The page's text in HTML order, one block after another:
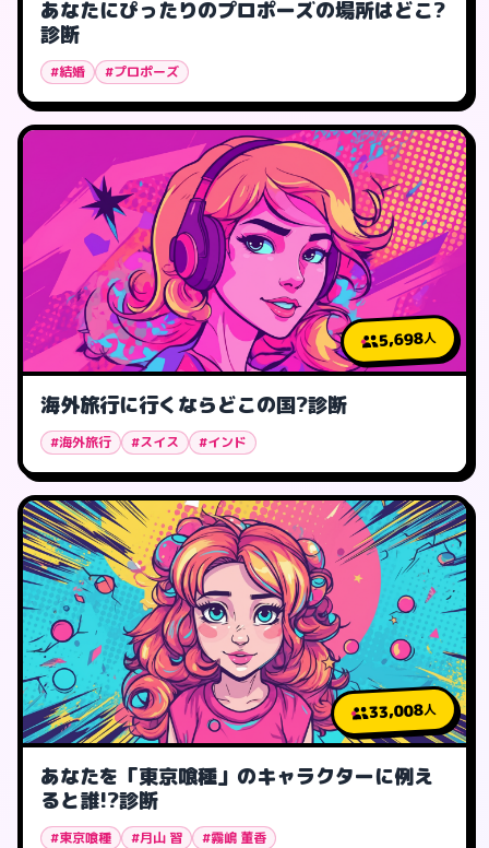
あなたにぴったりのプロポーズの場所はどこ?
診断
#結婚 #プロポーズ
5,698人
海外旅行に行くならどこの国?診断
#海外旅行 #スイス #インド
33,008人
あなたを「東京喰種」のキャラクターに例え
ると誰!?診断
#東京喰種 #月山 習 #霧嶋 董香